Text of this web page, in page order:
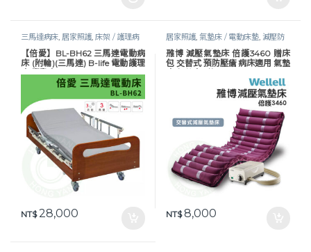
三馬達病床, 居家照護,床架 / 護理病
床,護理床具及配件,長照專區,預防褥
瘡
【倍愛】BL-BH62 三馬達電動病
床 (附輪)(三馬達) B-life 電動護理
床 電動床
NT$28,000
居家照護,氣墊床 / 電動床墊, 減壓防
褥瘡, 護理床具及配件,長照專區 預防
褥瘡
雃博 減壓氣墊床 倍護3460 贈床
包 交替式 預防壓瘡 病床適用 氣墊
NT$8,000